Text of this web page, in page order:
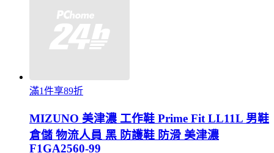
滿1件享89折
MIZUNO 美津濃 工作鞋 Prime Fit LL11L 男鞋
倉儲 物流人員 黑 防護鞋 防滑 美津濃
F1GA2560-99